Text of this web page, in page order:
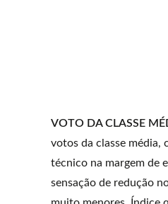
VOTO DA CLASSE
votos da classe média,
técnico na margem de
sensação de redução